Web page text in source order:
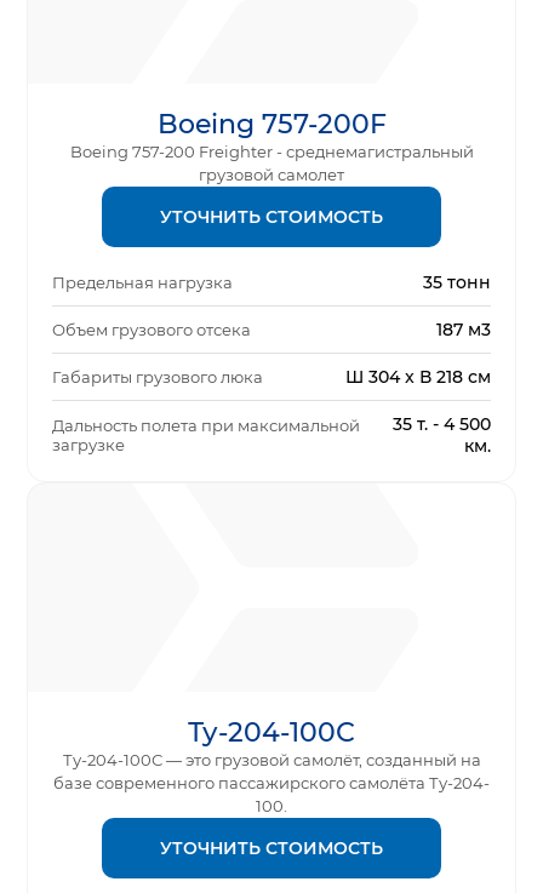
Boeing 757-200F
Boeing 757-200 Freighter - среднемагистральный
грузовой самолет
УТОЧНИТЬ СТОИМОСТЬ
Предельная нагрузка 35 тонн
Объем грузового отсека 187 м3
Габариты грузового люка Ш 304 x В 218 см
Дальность полета при максимальной
загрузке
35 т. - 4 500
км.
Ту-204-100С
Ту-204-100С — это грузовой самолёт, созданный на
базе современного пассажирского самолёта Ту-204-
100.
УТОЧНИТЬ СТОИМОСТЬ